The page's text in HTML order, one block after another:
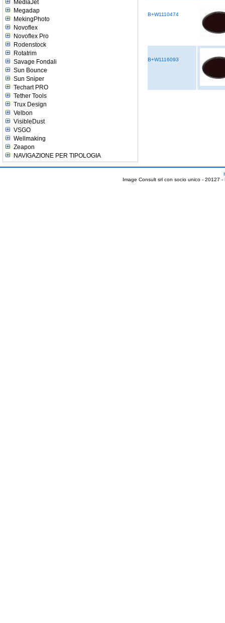
MediaJet
Megadap
MekingPhoto
Novoflex
Novoflex Pro
Rodenstock
Rotatrim
Savage Fondali
Sun Bounce
Sun Sniper
Techart PRO
Tether Tools
Trux Design
Velbon
VisibleDust
VSGO
Wellmaking
Zeapon
NAVIGAZIONE PER TIPOLOGIA
B+W1110474
B+W1116093
Image Consult srl con socio unico - 20127